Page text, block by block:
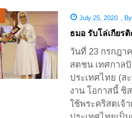
July 25, 2020 By
ธมอ รับโล่เกียร
วันที่ 23 กรกฎา
สตชน เทศกาล
ประเทศไทย (ส
งาน โอกาสนี้ ซิ
ใช้พระคริสตเจ้